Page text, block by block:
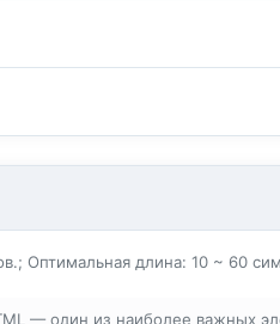
Оптимальная длина: 10 ~ 60
— один из наиболее важных